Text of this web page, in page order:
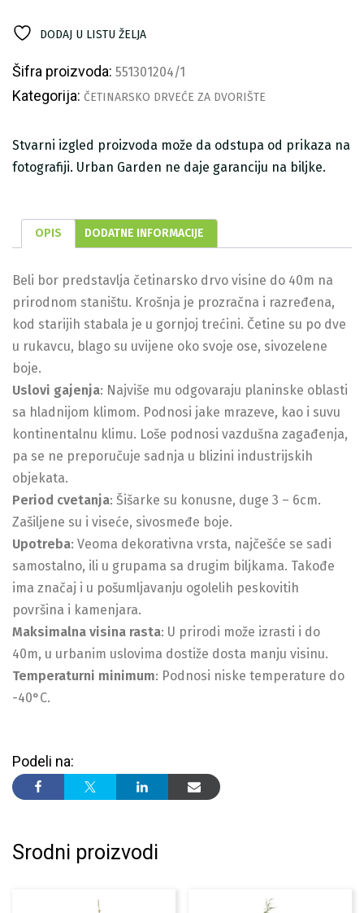
DODAJ U LISTU ŽELJA
Šifra proizvoda: 551301204/1
Kategorija: ČETINARSKO DRVEĆE ZA DVORIŠTE
Stvarni izgled proizvoda može da odstupa od prikaza na
fotografiji. Urban Garden ne daje garanciju na biljke.
OPIS DODATNE INFORMACIJE
Beli bor predstavlja četinarsko drvo visine do 40m na
prirodnom staništu. Krošnja je prozračna i razređena,
kod starijih stabala je u gornjoj trećini. Četine su po dve
u rukavcu, blago su uvijene oko svoje ose, sivozelene
boje.
Uslovi gajenja: Najviše mu odgovaraju planinske oblasti
sa hladnijom klimom. Podnosi jake mrazeve, kao i suvu
kontinentalnu klimu. Loše podnosi vazdušna zagađenja,
pa se ne preporučuje sadnja u blizini industrijskih
objekata.
Period cvetanja: Šišarke su konusne, duge 3 – 6cm.
Zašiljene su i viseće, sivosmeđe boje.
Upotreba: Veoma dekorativna vrsta, najčešće se sadi
samostalno, ili u grupama sa drugim biljkama. Takođe
ima značaj i u pošumljavanju ogolelih peskovitih
površina i kamenjara.
Maksimalna visina rasta: U prirodi može izrasti i do
40m, u urbanim uslovima dostiže dosta manju visinu.
Temperaturni minimum: Podnosi niske temperature do
-40°C.
Podeli na:
Srodni proizvodi